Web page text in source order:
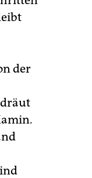
der
dräut